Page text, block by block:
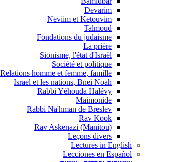
Devarim
Neviim et Ketouvim
Talmoud
Fondations du judaisme
La prière
Sionisme, l'état d'Israël
Société et politique
Relations homme et femme, famille
Israel et les nations, Bnei Noah
Rabbi Yéhouda Halévy
Maimonide
Rabbi Na'hman de Breslev
Rav Kook
(Rav Askenazi (Manitou
Leçons divers
Lectures in English
Lecciones en Español